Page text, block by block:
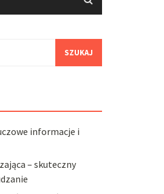
informacje i
– skuteczny